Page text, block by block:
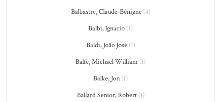
Balbastre, Claude-Bénigne(4)
Balbi, Ignacio (1)
Baldi, João José(1)
Balfe, Michael William (1)
Balke, Jon (1)
Ballard Senior, Robert(1)